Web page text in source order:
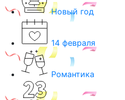
Новый год
14 февраля
Романтика